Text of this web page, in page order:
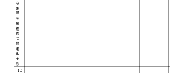
な
課
題
を
見
極
め
て
最
適
化
す
る
【Ｄ